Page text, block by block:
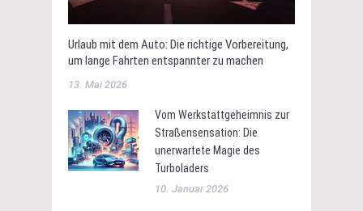
Urlaub mit dem Auto: Die richtige Vorbereitung,
um lange Fahrten entspannter zu machen
13. Mai 2026
Vom Werkstattgeheimnis zur
Straßensensation: Die
unerwartete Magie des
Turboladers
10. Januar 2026